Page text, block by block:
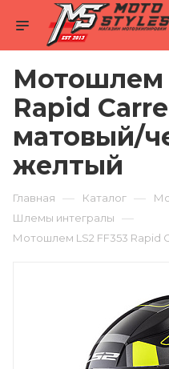
Мотошлем
Rapid
матовый/
желтый
Главная — Каталог —
Шлемы интегралы —
Мотошлем LS2 FF353 Rapid